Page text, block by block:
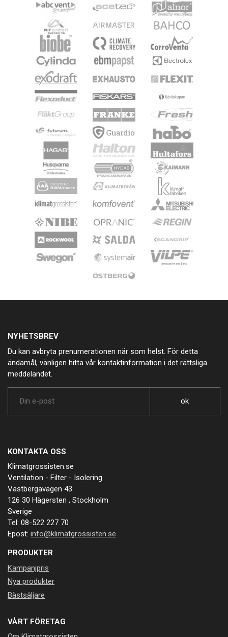
NYHETSBREV
Du kan avbryta prenumerationen när som helst. För detta
ändamål, vänligen hitta vår kontaktinformation i det rättsliga
meddelandet.
KONTAKTA OSS
Klimatgrossisten.se
Ventilation - Filter - Isolering
Västbergavägen 43
126 30 Hägersten , Stockholm
Sverige
Tel: 08-522 227 70
Epost: info@klimatgrossisten.se
PRODUKTER
Kampanjpris
Nya produkter
Bästsäljare
VÅRT FÖRETAG